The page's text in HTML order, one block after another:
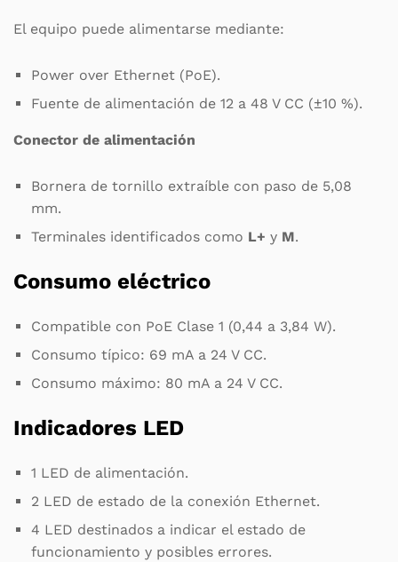
El equipo puede alimentarse mediante:
Power over Ethernet (PoE).
Fuente de alimentación de 12 a 48 V CC (±10 %).
Conector de alimentación
Bornera de tornillo extraíble con paso de 5,08
mm.
Terminales identificados como L+ y M.
Consumo eléctrico
Compatible con PoE Clase 1 (0,44 a 3,84 W).
Consumo típico: 69 mA a 24 V CC.
Consumo máximo: 80 mA a 24 V CC.
Indicadores LED
1 LED de alimentación.
2 LED de estado de la conexión Ethernet.
4 LED destinados a indicar el estado de
funcionamiento y posibles errores.